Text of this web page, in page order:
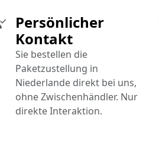
Persönlicher
Kontakt
Sie bestellen die
Paketzustellung in
Niederlande direkt bei uns,
ohne Zwischenhändler. Nur
direkte Interaktion.